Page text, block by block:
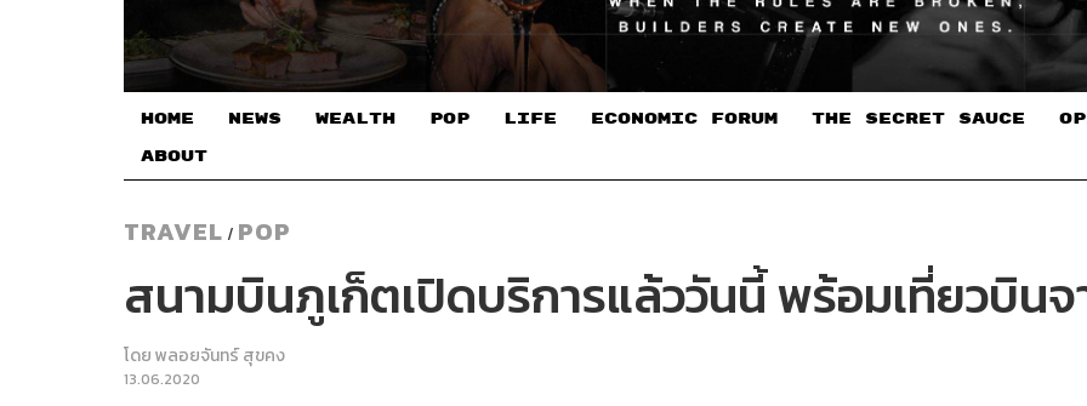
HOME NEWS WEALTH POP LIFE ECONOMIC FORUM THE SECRET SAUCE​
ABOUT
TRAVEL / POP
สนามบินภูเก็ตเปิดบริการแล้ววันนี้ พร้อมเที่ยวบิน
โดยพลอยจันทร์ สุขคง
13.06.2020